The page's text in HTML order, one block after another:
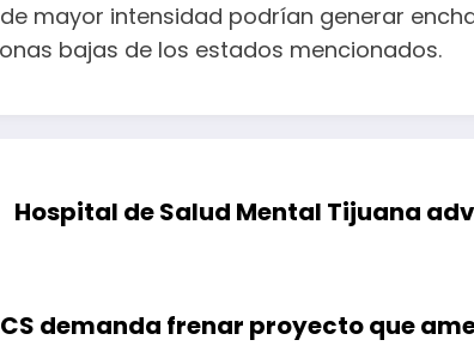
mayor intensidad podrían generar
bajas de los estados mencionados.
Hospital de Salud Mental Tijuana
demanda frenar proyecto que